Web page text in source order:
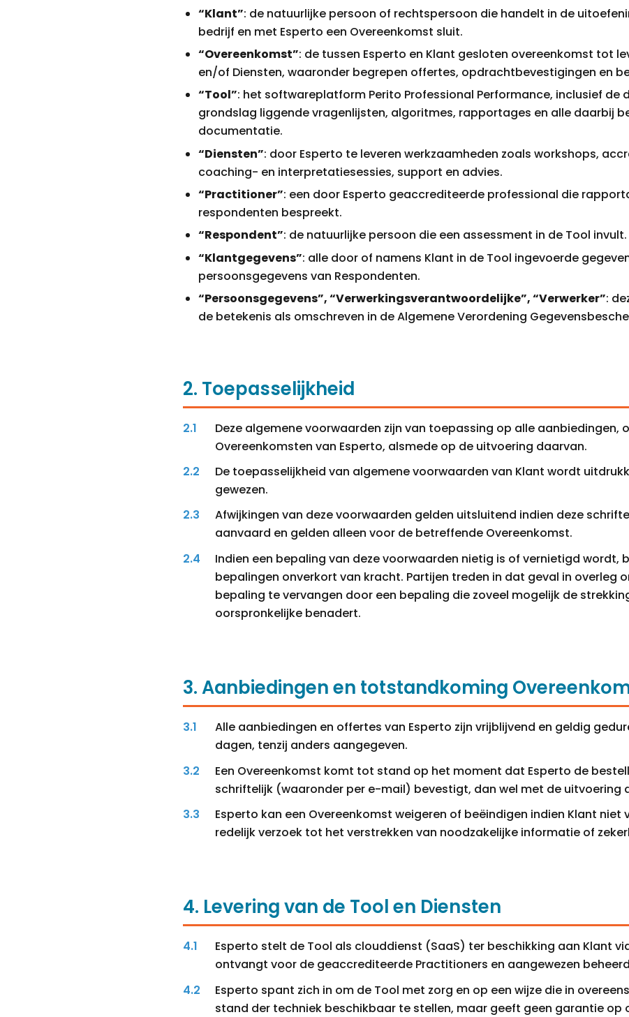
“Klant”: de natuurlijke persoon of rechtspersoon die handelt in de
bedrijf en met Esperto een Overeenkomst sluit.
“Overeenkomst”: de tussen Esperto en Klant gesloten overeenkomst tot
en/of Diensten, waaronder begrepen offertes, opdrachtbevestigingen en
“Tool”: het softwareplatform Perito Professional Performance, inclusief de
grondslag liggende vragenlijsten, algoritmes, rapportages en alle daarbij
documentatie.
“Diensten”: door Esperto te leveren werkzaamheden zoals workshops,
coaching- en interpretatiesessies, support en advies.
“Practitioner”: een door Esperto geaccrediteerde professional die
respondenten bespreekt.
“Respondent”: de natuurlijke persoon die een assessment in de Tool invult.
“Klantgegevens”: alle door of namens Klant in de Tool ingevoerde
persoonsgegevens van Respondenten.
“Persoonsgegevens”, “Verwerkingsverantwoordelijke”, “Verwerker”:
de betekenis als omschreven in de Algemene Verordening
2. Toepasselijkheid
Deze algemene voorwaarden zijn van toepassing op alle aanbiedingen,
Overeenkomsten van Esperto, alsmede op de uitvoering daarvan.
De toepasselijkheid van algemene voorwaarden van Klant wordt
gewezen.
Afwijkingen van deze voorwaarden gelden uitsluitend indien deze
aanvaard en gelden alleen voor de betreffende Overeenkomst.
Indien een bepaling van deze voorwaarden nietig is of vernietigd wordt,
bepalingen onverkort van kracht. Partijen treden in dat geval in overleg
bepaling te vervangen door een bepaling die zoveel mogelijk de
oorspronkelijke benadert.
3. Aanbiedingen en totstandkoming
Alle aanbiedingen en offertes van Esperto zijn vrijblijvend en geldig
dagen, tenzij anders aangegeven.
Een Overeenkomst komt tot stand op het moment dat Esperto de
schriftelijk (waaronder per e-mail) bevestigt, dan wel met de uitvoering
Esperto kan een Overeenkomst weigeren of beëindigen indien Klant niet
redelijk verzoek tot het verstrekken van noodzakelijke informatie of
4. Levering van de Tool en Diensten
Esperto stelt de Tool als clouddienst (SaaS) ter beschikking aan Klant
ontvangt voor de geaccrediteerde Practitioners en aangewezen
Esperto spant zich in om de Tool met zorg en op een wijze die in
stand der techniek beschikbaar te stellen, maar geeft geen garantie op